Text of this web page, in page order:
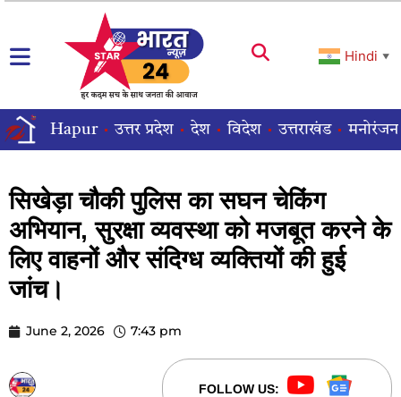
Hindi ▼
Hapur उत्तर प्रदेश देश विदेश उत्तराखंड मनोरंजन
सिखेड़ा चौकी पुलिस का सघन चेकिंग
अभियान, सुरक्षा व्यवस्था को मजबूत करने के
लिए वाहनों और संदिग्ध व्यक्तियों की हुई
जांच।
June 2, 2026 7:43 pm
STARBHARATNEWS24 FOLLOW US: